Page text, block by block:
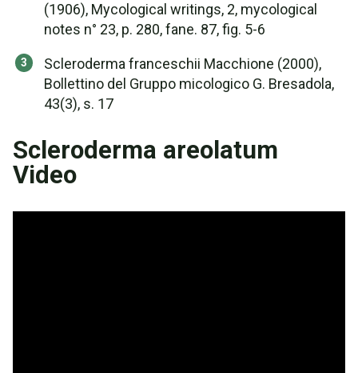
(1906), Mycological writings, 2, mycological
notes n° 23, p. 280, fane. 87, fig. 5-6
Scleroderma franceschii Macchione (2000),
Bollettino del Gruppo micologico G. Bresadola,
43(3), s. 17
Scleroderma areolatum
Video